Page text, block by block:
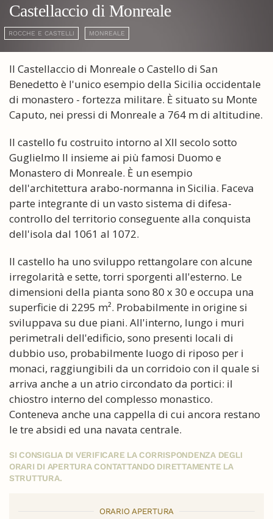
Castellaccio di Monreale
ROCCHE E CASTELLI MONREALE
Il Castellaccio di Monreale o Castello di San
Benedetto è l'unico esempio della Sicilia occidentale
di monastero - fortezza militare. È situato su Monte
Caputo, nei pressi di Monreale a 764 m di altitudine.
Il castello fu costruito intorno al XII secolo sotto
Guglielmo II insieme ai più famosi Duomo e
Monastero di Monreale. È un esempio
dell'architettura arabo-normanna in Sicilia. Faceva
parte integrante di un vasto sistema di difesa-
controllo del territorio conseguente alla conquista
dell'isola dal 1061 al 1072.
Il castello ha uno sviluppo rettangolare con alcune
irregolarità e sette, torri sporgenti all'esterno. Le
dimensioni della pianta sono 80 x 30 e occupa una
superficie di 2295 m². Probabilmente in origine si
sviluppava su due piani. All'interno, lungo i muri
perimetrali dell'edificio, sono presenti locali di
dubbio uso, probabilmente luogo di riposo per i
monaci, raggiungibili da un corridoio con il quale si
arriva anche a un atrio circondato da portici: il
chiostro interno del complesso monastico.
Conteneva anche una cappella di cui ancora restano
le tre absidi ed una navata centrale.
SI CONSIGLIA DI VERIFICARE LA CORRISPONDENZA DEGLI
ORARI DI APERTURA CONTATTANDO DIRETTAMENTE LA
STRUTTURA.
ORARIO APERTURA